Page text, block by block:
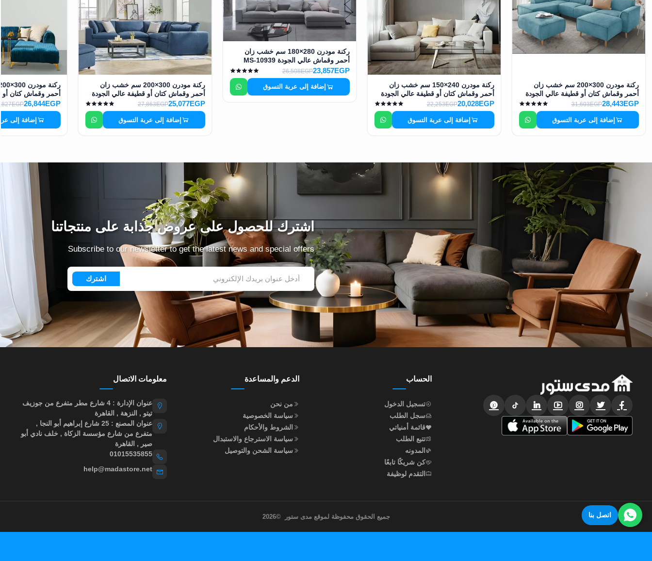
اتصل بنا
ركنة مودرن 300×200 سم خشب زان
أحمر وقماش كتان أو قطيفة عالي الجودة
MS-10936
28,443EGP
31,603EGP
إضافة إلى عربة التسوق
ركنة مودرن 240×150 سم خشب زان
أحمر وقماش كتان أو قطيفة عالي الجودة
MS-10938
20,028EGP
22,253EGP
إضافة إلى عربة التسوق
ركنة مودرن 280×180 سم خشب زان
أحمر وقماش عالي الجودة MS-10939
23,857EGP
26,508EGP
إضافة إلى عربة التسوق
ركنة مودرن 300×200 سم خشب زان
أحمر وقماش كتان أو قطيفة عالي الجودة
MS-10942
25,077EGP
27,863EGP
إضافة إلى عربة التسوق
أحمر وقماش كتان أو
MS-10943
26,844EGP
إضافة إلى
اشترك للحصول على عروض جذابة على منتجاتنا
Subscribe to our newsletter to get the latest news and special offers
اشترك
الحساب
تسجيل الدخول
سجل الطلب
قائمة أمنياتي
تتبع الطلب
المدونه
كن شريكًا تابعًا
التقدم لوظيفة
الدعم والمساعدة
من نحن
سياسة الخصوصية
الشروط والأحكام
سياسة الاسترجاع والاستبدال
سياسة الشحن والتوصيل
معلومات الاتصال
عنوان الإدارة : 4 شارع مطر متفرع من جوزيف
تيتو , النزهة , القاهرة
عنوان المصنع : 25 شارع إبراهيم أبو النجا ,
متفرع من شارع مؤسسة الزكاة , خلف نادي أبو
صير , القاهرة
01015535855
help@madastore.net
جميع الحقوق محفوظة لموقع مدى ستور©
2026